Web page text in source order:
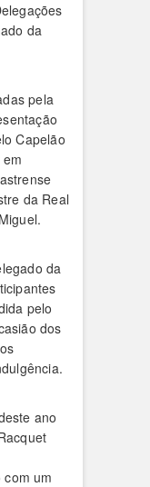
da
pela
Capelão
da Real
da
pelo
dos
ano
um